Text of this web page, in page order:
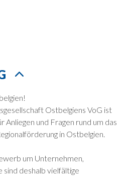
Ostbelgiens VoG ist
Anliegen und Fragen rund um das
in Ostbelgien.
um Unternehmen,
deshalb vielfältige